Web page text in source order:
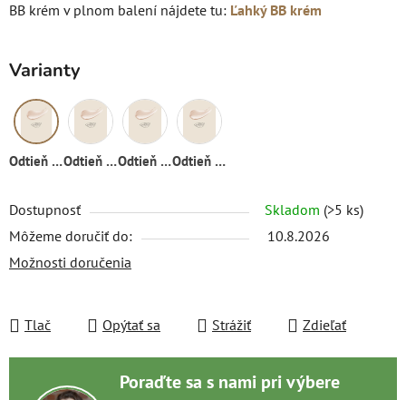
BB krém v plnom balení nájdete tu: Ľahký BB krém
Varianty
Odtieň 02 Odtieň 01 Odtieň 03 Odtieň 04
Dostupnosť Skladom (>5 ks)
Môžeme doručiť do:
10.8.2026
Možnosti doručenia
Tlač Opýtať sa Strážiť Zdieľať
Poraďte sa s nami pri výbere